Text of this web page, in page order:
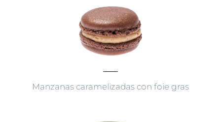
Manzanas caramelizadas con foie gras